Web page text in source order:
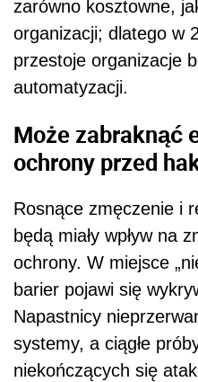
zarówno kosztowne,
organizacji; dlatego w
przestoje organizacje
automatyzacji.
Może zabraknąć
ochrony przed
Rosnące zmęczenie i
będą miały wpływ na
ochrony. W miejsce
barier pojawi się
Napastnicy
systemy, a ciągłe
niekończących się